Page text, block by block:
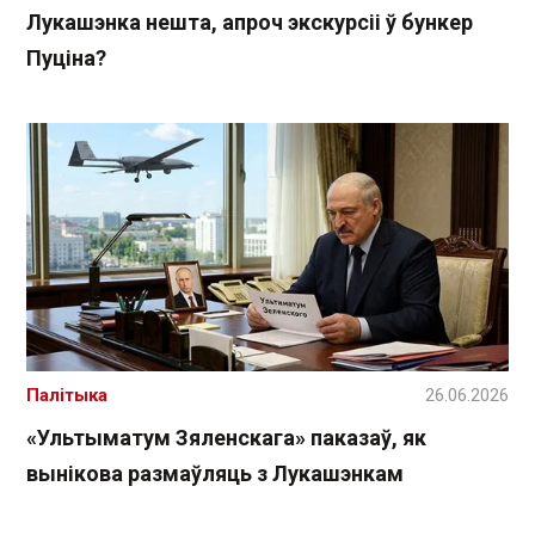
Лукашэнка нешта, апроч экскурсіі ў бункер
Пуціна?
«Ультыматум Зяленскага» паказаў, як
вынікова размаўляць з Лукашэнкам
Палітыка 26.06.2026